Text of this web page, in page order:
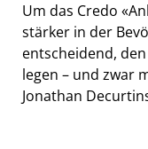
Um das Credo
stärker in der
entscheidend,
legen – und zwar
Jonathan